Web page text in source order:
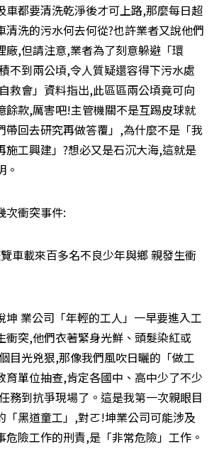
車都要清洗乾淨後才可上路,那麼每日超
清洗的污水何去何從?也許業者又說他們
廠,但請注意,業者為了刻意躲避「環
不到兩公頃,令人質疑還容得下污水處
救會」資料指出,此區區兩公頃竟可向
餘款,厲害吧!主管機關不是互踢皮球就
帶回去研究再做答覆」,為什麼不是「我
施工興建」?想必又是石沉大海,這就是
。
次衝突事件:
車載來百多名不良少年與鄉 親發生衝
坤 業公司「年輕的工人」一早要進入工
衝突,他們衣著緊身光鮮、頭髮染紅或
目光兇狠,那像我們風吹日曬的「做工
育單位抽查,肯定各國中、高中少了不少
務到抗爭現場了。這是我第一次親眼目
「黑道童工」,對ㄛ!坤業公司可能涉及
危險工作的刑責,是「非常危險」工作。